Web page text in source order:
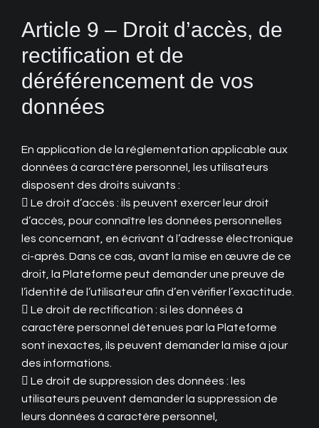
Article 9 – Droit d’accès, de
rectification et de
déréférencement de vos
données
En application de la réglementation applicable aux
données à caractère personnel, les utilisateurs
disposent des droits suivants :
 Le droit d’accès : ils peuvent exercer leur droit
d’accès, pour connaître les données personnelles
les concernant, en écrivant à l’adresse électronique
ci-après. Dans ce cas, avant la mise en œuvre de ce
droit, la Plateforme peut demander une preuve de
l’identité de l’utilisateur afin d’en vérifier l’exactitude.
 Le droit de rectification : si les données à
caractère personnel détenues par la Plateforme
sont inexactes, ils peuvent demander la mise à jour
des informations.
 Le droit de suppression des données : les
utilisateurs peuvent demander la suppression de
leurs données à caractère personnel,